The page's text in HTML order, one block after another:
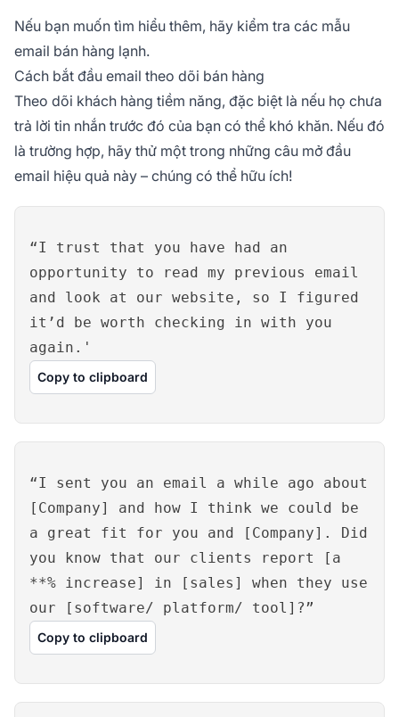
Nếu bạn muốn tìm hiểu thêm, hãy kiểm tra các mẫu
email bán hàng lạnh.
Cách bắt đầu email theo dõi bán hàng
Theo dõi khách hàng tiềm năng, đặc biệt là nếu họ chưa
trả lời tin nhắn trước đó của bạn có thể khó khăn. Nếu đó
là trường hợp, hãy thử một trong những câu mở đầu
email hiệu quả này – chúng có thể hữu ích!
“I trust that you have had an
opportunity to read my previous email
and look at our website, so I figured
it’d be worth checking in with you
again.'
Copy to clipboard
“I sent you an email a while ago about
[Company] and how I think we could be
a great fit for you and [Company]. Did
you know that our clients report [a
**% increase] in [sales] when they use
our [software/ platform/ tool]?”
Copy to clipboard